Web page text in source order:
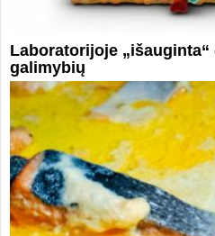
Laboratorijoje „išauginta“
galimybių